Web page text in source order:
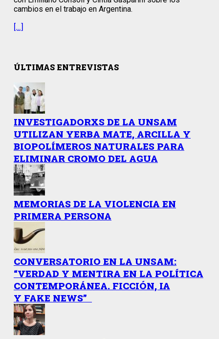
cambios en el trabajo en Argentina.
[…]
ÚLTIMAS ENTREVISTAS
INVESTIGADORXS DE LA UNSAM
UTILIZAN YERBA MATE, ARCILLA Y
BIOPOLÍMEROS NATURALES PARA
ELIMINAR CROMO DEL AGUA
MEMORIAS DE LA VIOLENCIA EN
PRIMERA PERSONA
CONVERSATORIO EN LA UNSAM:
“VERDAD Y MENTIRA EN LA POLÍTICA
CONTEMPORÁNEA. FICCIÓN, IA
Y FAKE NEWS”